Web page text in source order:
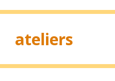
ateliers